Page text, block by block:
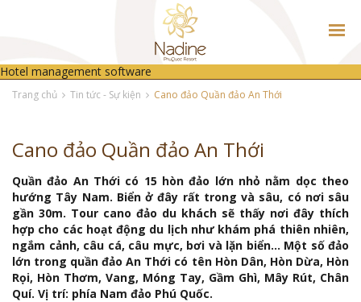
TRANG CHỦ
PHÒNG NGHỈ
THƯ VIỆN ẢNH
TIN TỨC - SỰ KIỆN
ẨM THỰC
LIÊN HỆ
Hotel management software
Trang chủ Tin tức - Sự kiện Cano đảo Quần đảo An Thới
Cano đảo Quần đảo An Thới
Quần đảo An Thới có 15 hòn đảo lớn nhỏ nằm dọc theo
hướng Tây Nam. Biển ở đây rất trong và sâu, có nơi sâu
gần 30m. Tour cano đảo du khách sẽ thấy nơi đây thích
hợp cho các hoạt động du lịch như khám phá thiên nhiên,
ngắm cảnh, câu cá, câu mực, bơi và lặn biển… Một số đảo
lớn trong quần đảo An Thới có tên Hòn Dân, Hòn Dừa, Hòn
Rọi, Hòn Thơm, Vang, Móng Tay, Gầm Ghì, Mây Rút, Chân
Quí. Vị trí: phía Nam đảo Phú Quốc.